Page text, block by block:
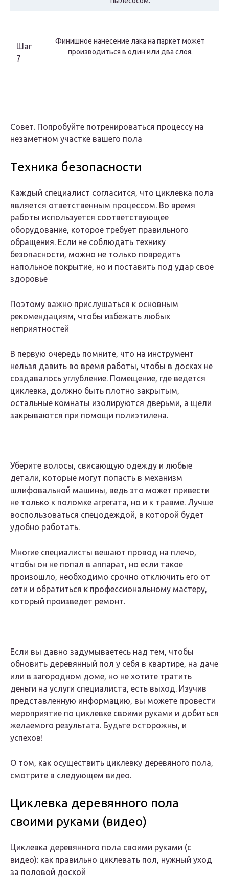
Шаг
7
Финишное нанесение лака на паркет может
производиться в один или два слоя.
Совет. Попробуйте потренироваться процессу на
незаметном участке вашего пола
Техника безопасности
Каждый специалист согласится, что циклевка пола
является ответственным процессом. Во время
работы используется соответствующее
оборудование, которое требует правильного
обращения. Если не соблюдать технику
безопасности, можно не только повредить
напольное покрытие, но и поставить под удар свое
здоровье
Поэтому важно прислушаться к основным
рекомендациям, чтобы избежать любых
неприятностей
В первую очередь помните, что на инструмент
нельзя давить во время работы, чтобы в досках не
создавалось углубление. Помещение, где ведется
циклевка, должно быть плотно закрытым,
остальные комнаты изолируются дверьми, а щели
закрываются при помощи полиэтилена.
Уберите волосы, свисающую одежду и любые
детали, которые могут попасть в механизм
шлифовальной машины, ведь это может привести
не только к поломке агрегата, но и к травме. Лучше
воспользоваться спецодеждой, в которой будет
удобно работать.
Многие специалисты вешают провод на плечо,
чтобы он не попал в аппарат, но если такое
произошло, необходимо срочно отключить его от
сети и обратиться к профессиональному мастеру,
который произведет ремонт.
Если вы давно задумываетесь над тем, чтобы
обновить деревянный пол у себя в квартире, на даче
или в загородном доме, но не хотите тратить
деньги на услуги специалиста, есть выход. Изучив
представленную информацию, вы можете провести
мероприятие по циклевке своими руками и добиться
желаемого результата. Будьте осторожны, и
успехов!
О том, как осуществить циклевку деревяного пола,
смотрите в следующем видео.
Циклевка деревянного пола
своими руками (видео)
Циклевка деревянного пола своими руками (с
видео): как правильно циклевать пол, нужный уход
за половой доской